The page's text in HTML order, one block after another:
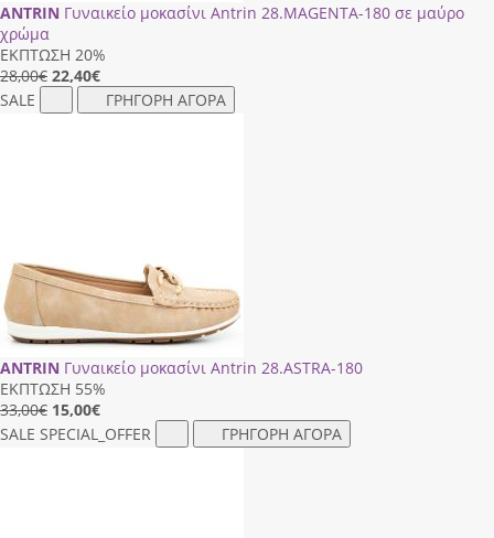
ANTRIN Γυναικείο μοκασίνι Antrin 28.ΜΑGΕΝΤΑ-180 σε μαύρο
χρώμα
ΕΚΠΤΩΣΗ 20%
28,00€ 22,40€
SALE
ΓΡΗΓΟΡΗ ΑΓΟΡΑ
ANTRIN Γυναικείο μοκασίνι Antrin 28.ΑSΤRΑ-180
ΕΚΠΤΩΣΗ 55%
33,00€ 15,00€
SALE SPECIAL_OFFER ΓΡΗΓΟΡΗ ΑΓΟΡΑ